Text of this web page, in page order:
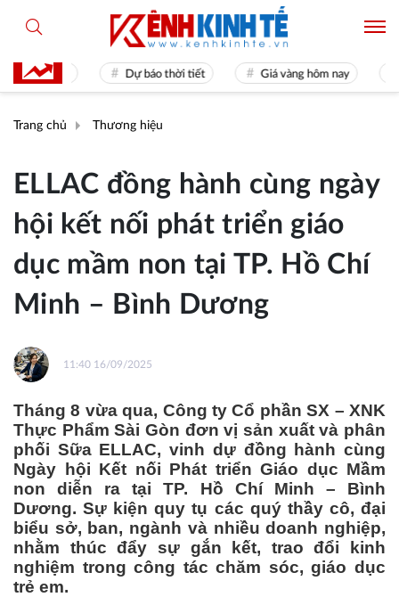
31 Dự báo thời tiết Giá vàng hôm nay
Trang chủ Thương hiệu
ELLAC đồng hành cùng ngày
hội kết nối phát triển giáo
dục mầm non tại TP. Hồ Chí
Minh – Bình Dương
11:40 16/09/2025
Tháng 8 vừa qua, Công ty Cổ phần SX – XNK
Thực Phẩm Sài Gòn đơn vị sản xuất và phân
phối Sữa ELLAC, vinh dự đồng hành cùng
Ngày hội Kết nối Phát triển Giáo dục Mầm
non diễn ra tại TP. Hồ Chí Minh – Bình
Dương. Sự kiện quy tụ các quý thầy cô, đại
biểu sở, ban, ngành và nhiều doanh nghiệp,
nhằm thúc đẩy sự gắn kết, trao đổi kinh
nghiệm trong công tác chăm sóc, giáo dục
trẻ em.